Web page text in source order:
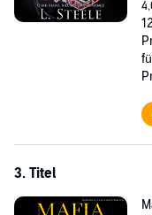
3. Titel